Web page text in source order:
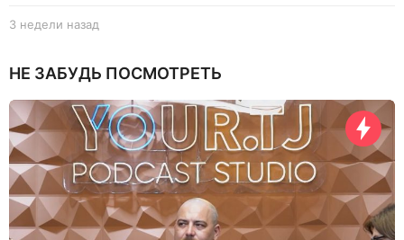
3 недели назад
д
л
и
н
а
з
а
д
НЕ ЗАБУДЬ ПОСМОТРЕТЬ